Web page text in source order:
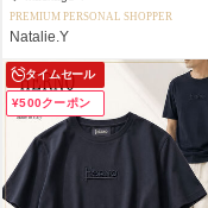
PREMIUM PERSONAL SHOPPER
Natalie.Y
タイムセール
¥500クーポン